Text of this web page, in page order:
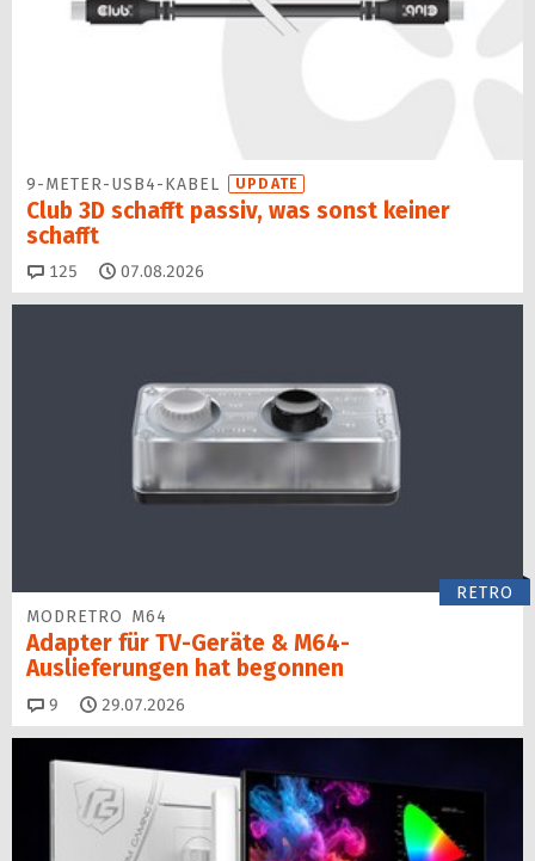
9-METER-USB4-KABEL UPDATE
Club 3D schafft passiv, was sonst keiner
schafft
125 Kommentare
07.08.2026
RETRO
MODRETRO M64
Adapter für TV-Geräte & M64-
Auslieferungen hat begon­nen
9 Kommentare
29.07.2026